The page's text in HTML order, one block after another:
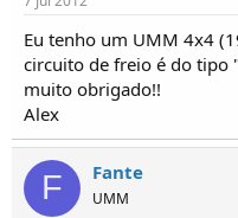
o
r
e
T
ó
p
i
o
í
o
Eu tenho um UMM 4x4
circuito de freio é do tipo
muito obrigado!!
Alex
F Fante
UMM